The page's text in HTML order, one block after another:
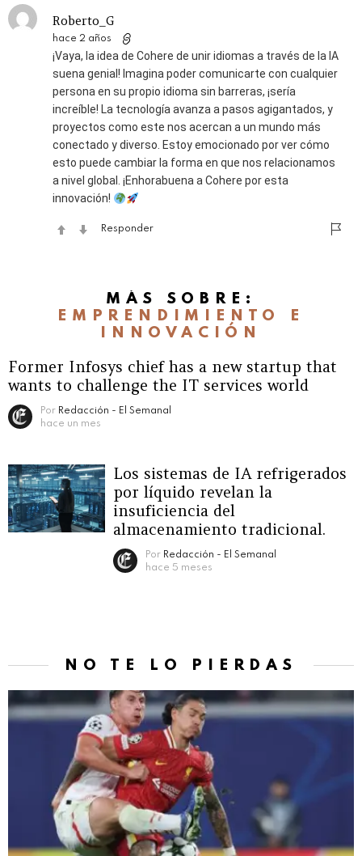
Roberto_G
hace 2 años
¡Vaya, la idea de Cohere de unir idiomas a través de la IA
suena genial! Imagina poder comunicarte con cualquier
persona en su propio idioma sin barreras, ¡sería
increíble! La tecnología avanza a pasos agigantados, y
proyectos como este nos acercan a un mundo más
conectado y diverso. Estoy emocionado por ver cómo
esto puede cambiar la forma en que nos relacionamos
a nivel global. ¡Enhorabuena a Cohere por esta
innovación!
Responder
MÁS SOBRE:
EMPRENDIMIENTO E
INNOVACIÓN
Former Infosys chief has a new startup that
wants to challenge the IT services world
Por Redacción - El Semanal
hace un mes
Los sistemas de IA refrigerados
por líquido revelan la
insuficiencia del
almacenamiento tradicional.
Por Redacción - El Semanal
hace 5 meses
NO TE LO PIERDAS